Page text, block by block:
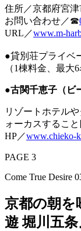
住所／京都府宮津
お問い合わせ／☎
URL／www.m-
●貸別荘プライベ
（1棟料金、最大
●古関千恵子（ビ
リゾートホテル
ォーカスするこ
HP／www.chieko-
PAGE 3
Come True Desire
京都の朝を
遊 堀川五条